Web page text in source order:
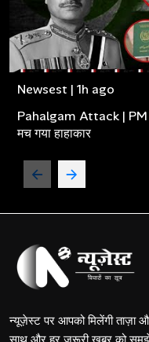
Newsest | 1h ago
Pahalgam Attack |
मच गया हाहाकार
न्यूज़ेस्ट पर आपको मिलेंगी ताज़ा